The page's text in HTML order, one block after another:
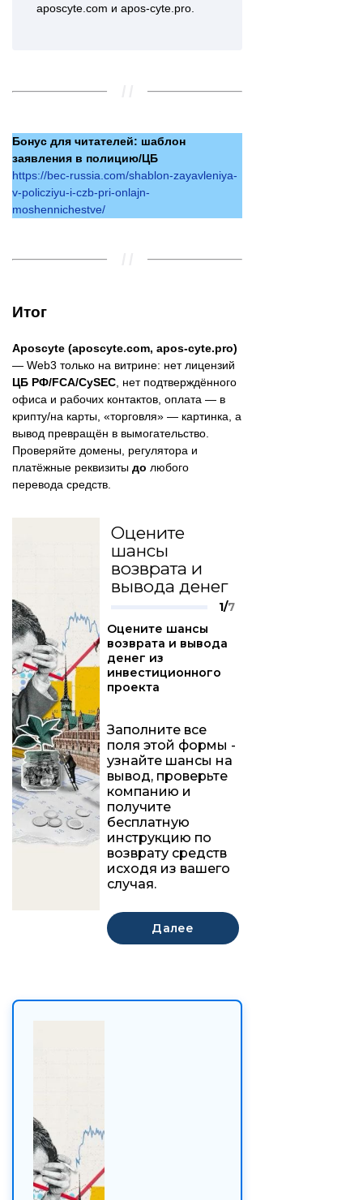
aposcyte.com и apos-cyte.pro.
Бонус для читателей: шаблон
заявления в полицию/ЦБ
https://bec-russia.com/shablon-zayavleniya-
v-policziyu-i-czb-pri-onlajn-
moshennichestve/
Итог
Aposcyte (aposcyte.com, apos-cyte.pro)
— Web3 только на витрине: нет лицензий
ЦБ РФ/FCA/CySEC , нет подтверждённого
офиса и рабочих контактов, оплата — в
крипту/на карты, «торговля» — картинка, а
вывод превращён в вымогательство.
Проверяйте домены, регулятора и
платёжные реквизиты до любого
перевода средств.
Оцените
шансы
возврата и
вывода денег
1/7
Оцените шансы
возврата и вывода
денег из
инвестиционного
проекта
Заполните все
поля этой формы -
узнайте шансы на
вывод, проверьте
компанию и
получите
бесплатную
инструкцию по
возврату средств
исходя из вашего
случая.